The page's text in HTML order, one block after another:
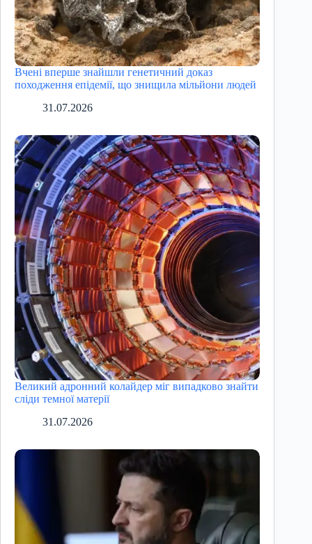
Вчені вперше знайшли генетичний доказ
походження епідемії, що знищила мільйони людей
31.07.2026
Великий адронний колайдер міг випадково знайти
сліди темної матерії
31.07.2026